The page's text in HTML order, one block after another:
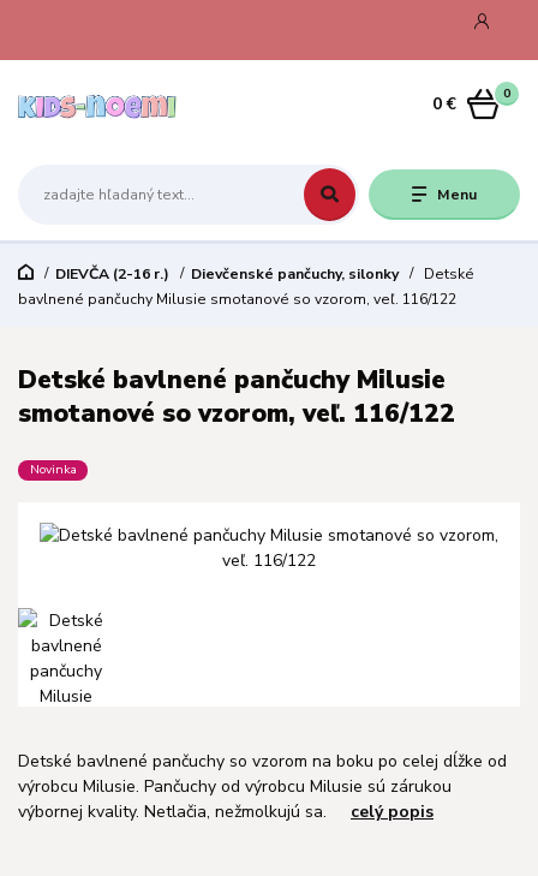
Menu
0
0 €
DIEVČA (2-16 r.) Dievčenské pančuchy, silonky
Detské
bavlnené pančuchy Milusie smotanové so vzorom, veľ. 116/122
Detské bavlnené pančuchy Milusie
smotanové so vzorom, veľ. 116/122
Novinka
Detské bavlnené pančuchy so vzorom na boku po celej dĺžke od
výrobcu Milusie. Pančuchy od výrobcu Milusie sú zárukou
výbornej kvality. Netlačia, nežmolkujú sa. celý popis